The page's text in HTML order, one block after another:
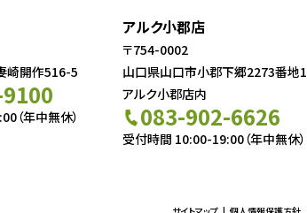
崎開作516-5
（年中無休）
アルク小郡店
〒754-0002
山口県山口市小郡下郷2273番地1
アルク小郡店内
083-902-6626
受付時間 10:00-19:00（年中無休）